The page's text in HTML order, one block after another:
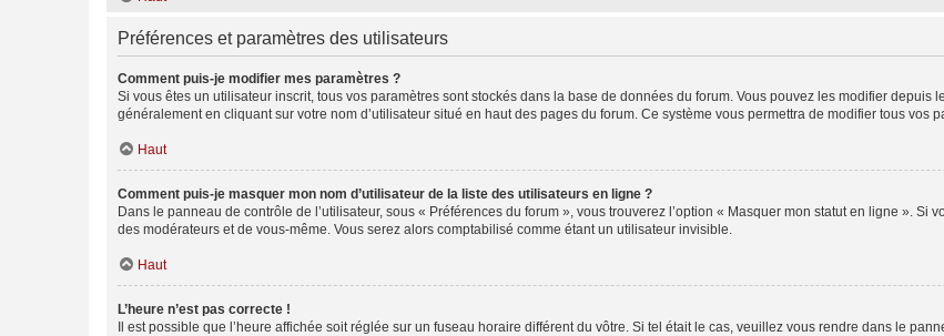
Préférences et paramètres des utilisateurs
Comment puis-je modifier mes paramètres ?
Si vous êtes un utilisateur inscrit, tous vos paramètres sont stockés dans la base de données du forum. Vous pouvez les modifier depuis
généralement en cliquant sur votre nom d’utilisateur situé en haut des pages du forum. Ce système vous permettra de modifier tous vos
Haut
Comment puis-je masquer mon nom d’utilisateur de la liste des utilisateurs en ligne ?
Dans le panneau de contrôle de l’utilisateur, sous « Préférences du forum », vous trouverez l’option « Masquer mon statut en ligne ».
des modérateurs et de vous-même. Vous serez alors comptabilisé comme étant un utilisateur invisible.
Haut
L’heure n’est pas correcte !
Il est possible que l’heure affichée soit réglée sur un fuseau horaire différent du vôtre. Si tel était le cas, veuillez vous rendre dans le